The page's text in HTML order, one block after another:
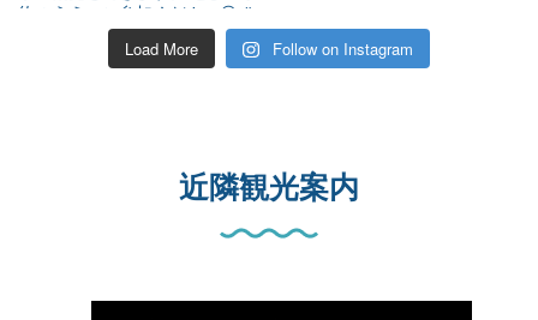
Load More Follow on Instagram
近隣観光案内